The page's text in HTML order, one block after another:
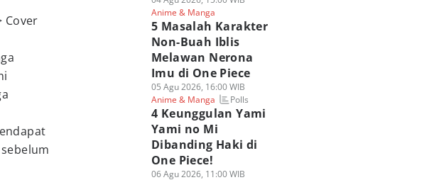
Cover
Anime & Manga
5 Masalah Karakter
Non-Buah Iblis
Melawan Nerona
Imu di One Piece
05 Agu 2026, 16:00 WIB
Anime & Manga
Polls
4 Keunggulan Yami
Yami no Mi
Dibanding Haki di
One Piece!
06 Agu 2026, 11:00 WIB